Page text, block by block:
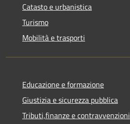
Catasto e urbanistica
Turismo
Mobilità e trasporti
Educazione e formazione
Giustizia e sicurezza pubblica
Tributi,finanze e contravvenzioni